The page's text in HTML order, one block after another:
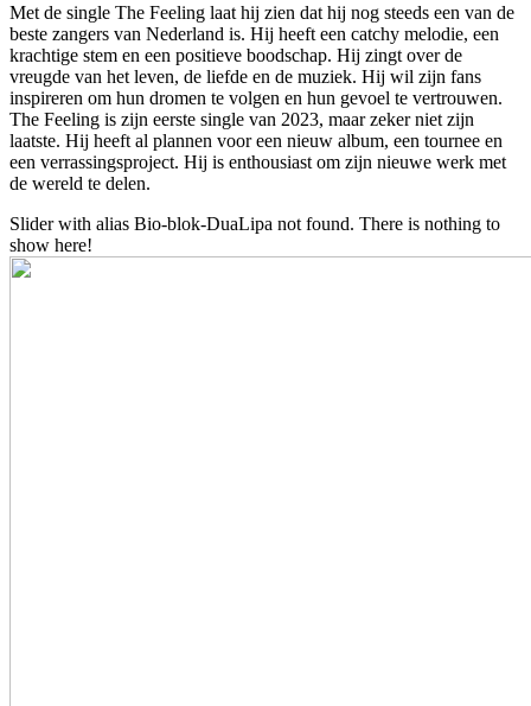
Met de single The Feeling laat hij zien dat hij nog steeds een van de
beste zangers van Nederland is. Hij heeft een catchy melodie, een
krachtige stem en een positieve boodschap. Hij zingt over de
vreugde van het leven, de liefde en de muziek. Hij wil zijn fans
inspireren om hun dromen te volgen en hun gevoel te vertrouwen.
The Feeling is zijn eerste single van 2023, maar zeker niet zijn
laatste. Hij heeft al plannen voor een nieuw album, een tournee en
een verrassingsproject. Hij is enthousiast om zijn nieuwe werk met
de wereld te delen.
Slider with alias Bio-blok-DuaLipa not found. There is nothing to
show here!